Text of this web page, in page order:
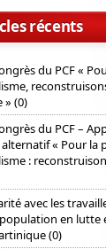
récents
du PCF «
» (0)
du PCF –
« Pour la
:
avec les
en lutte
(0)